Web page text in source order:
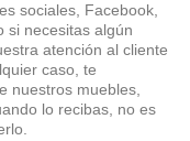
sociales, Facebook,
si necesitas algún
atención al cliente
caso, te
nuestros muebles,
lo recibas, no es